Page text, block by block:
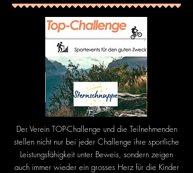
Der Verein TOP-Challenge und die Teilnehmenden
stellen nicht nur bei jeder Challenge ihre sportliche
Leistungsfähigkeit unter Beweis, sondern zeigen
auch immer wieder ein grosses Herz für die Kinder